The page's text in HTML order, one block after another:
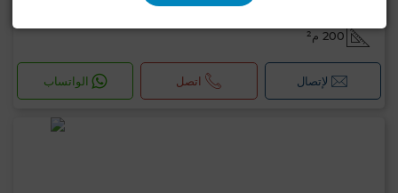
أرض ب لارميطاج, الدار البيضاء
200 م²
لإتصال اتصل الواتساب